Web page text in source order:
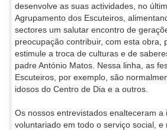
desenvolve as suas actividades, no
Agrupamento dos Escuteiros,
sectores um salutar encontro de
preocupação contribuir, com esta obra,
estimule a troca de culturas e de
padre António Matos. Nessa linha, as
Escuteiros, por exemplo, são
idosos do Centro de Dia e a outros.
Os nossos entrevistados enalteceram a
voluntariado em todo o serviço social, e